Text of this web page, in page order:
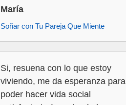
María
Soñar con Tu Pareja Que Miente
Si, resuena con lo que estoy
viviendo, me da esperanza para
poder hacer vida social